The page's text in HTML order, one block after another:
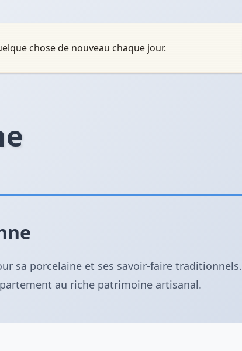
chose de nouveau chaque jour.
sa porcelaine et ses savoir-faire traditionnels.
au riche patrimoine artisanal.